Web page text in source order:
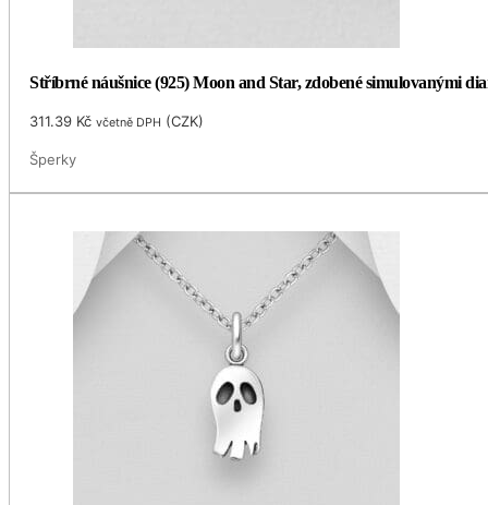
Stříbrné náušnice (925) Moon and Star, zdobené simulovanými
311.39 Kč včetně DPH (CZK)
Šperky